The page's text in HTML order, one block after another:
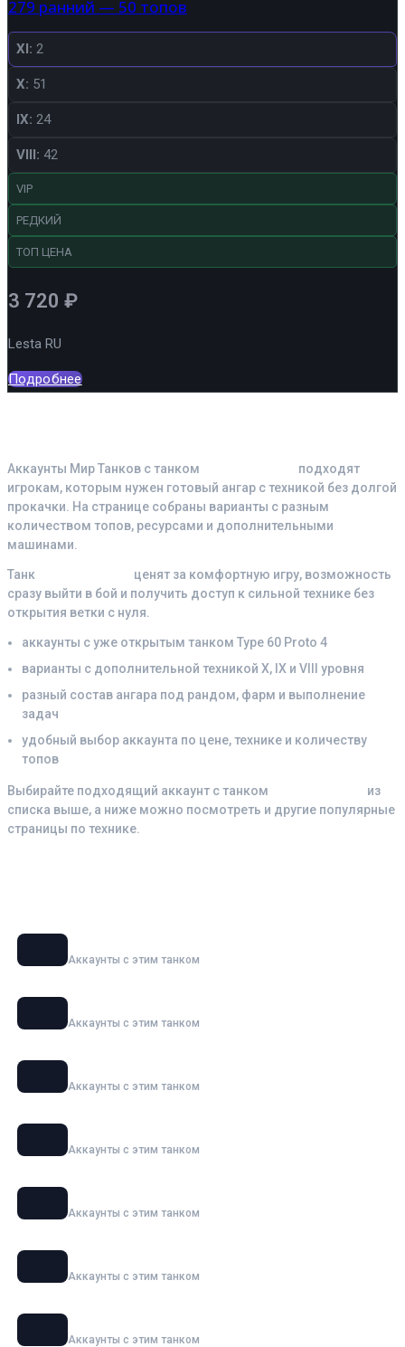
279 ранний — 50 топов
XI: 2
X: 51
IX: 24
VIII: 42
VIP
РЕДКИЙ
ТОП ЦЕНА
3 720 ₽
Lesta RU
Подробнее
Аккаунты Мир Танков с танком
подходят
игрокам, которым нужен готовый ангар с техникой без долгой
прокачки. На странице собраны варианты с разным
количеством топов, ресурсами и дополнительными
машинами.
Танк
ценят за комфортную игру, возможность
сразу выйти в бой и получить доступ к сильной технике без
открытия ветки с нуля.
аккаунты с уже открытым танком Type 60 Proto 4
варианты с дополнительной техникой X, IX и VIII уровня
разный состав ангара под рандом, фарм и выполнение
задач
удобный выбор аккаунта по цене, технике и количеству
топов
Выбирайте подходящий аккаунт с танком
из
списка выше, а ниже можно посмотреть и другие популярные
страницы по технике.
Аккаунты с этим танком
Аккаунты с этим танком
Аккаунты с этим танком
Аккаунты с этим танком
Аккаунты с этим танком
Аккаунты с этим танком
Аккаунты с этим танком